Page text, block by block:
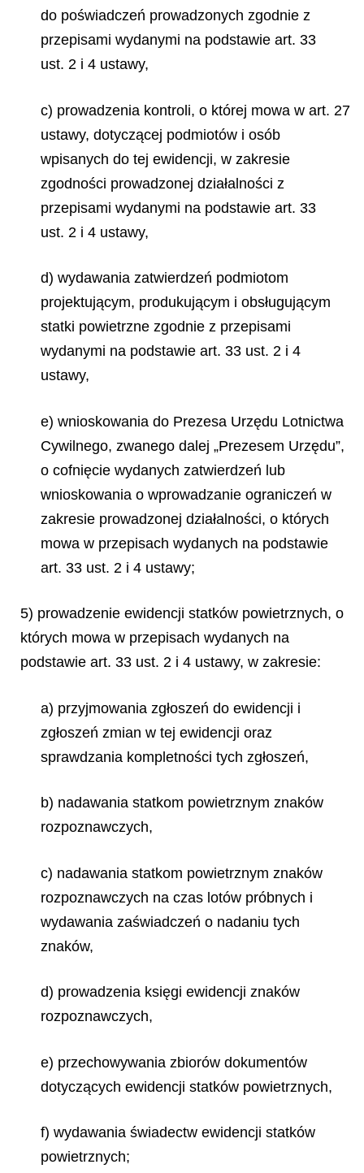
do poświadczeń prowadzonych zgodnie z
przepisami wydanymi na podstawie art. 33
ust. 2 i 4 ustawy,
c) prowadzenia kontroli, o której mowa w art. 27
ustawy, dotyczącej podmiotów i osób
wpisanych do tej ewidencji, w zakresie
zgodności prowadzonej działalności z
przepisami wydanymi na podstawie art. 33
ust. 2 i 4 ustawy,
d) wydawania zatwierdzeń podmiotom
projektującym, produkującym i obsługującym
statki powietrzne zgodnie z przepisami
wydanymi na podstawie art. 33 ust. 2 i 4
ustawy,
e) wnioskowania do Prezesa Urzędu Lotnictwa
Cywilnego, zwanego dalej „Prezesem Urzędu”,
o cofnięcie wydanych zatwierdzeń lub
wnioskowania o wprowadzanie ograniczeń w
zakresie prowadzonej działalności, o których
mowa w przepisach wydanych na podstawie
art. 33 ust. 2 i 4 ustawy;
5) prowadzenie ewidencji statków powietrznych, o
których mowa w przepisach wydanych na
podstawie art. 33 ust. 2 i 4 ustawy, w zakresie:
a) przyjmowania zgłoszeń do ewidencji i
zgłoszeń zmian w tej ewidencji oraz
sprawdzania kompletności tych zgłoszeń,
b) nadawania statkom powietrznym znaków
rozpoznawczych,
c) nadawania statkom powietrznym znaków
rozpoznawczych na czas lotów próbnych i
wydawania zaświadczeń o nadaniu tych
znaków,
d) prowadzenia księgi ewidencji znaków
rozpoznawczych,
e) przechowywania zbiorów dokumentów
dotyczących ewidencji statków powietrznych,
f) wydawania świadectw ewidencji statków
powietrznych;